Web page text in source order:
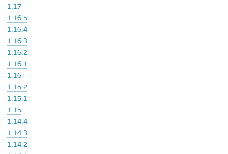
1.17
1.16.5
1.16.4
1.16.3
1.16.2
1.16.1
1.16
1.15.2
1.15.1
1.15
1.14.4
1.14.3
1.14.2